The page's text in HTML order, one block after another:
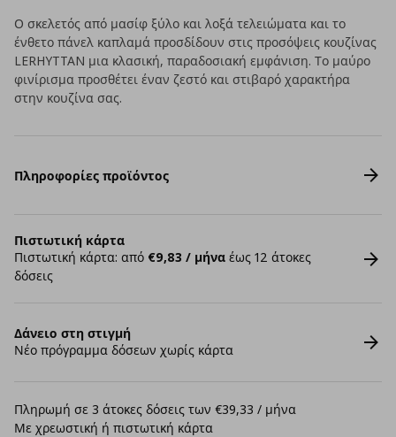
Ο σκελετός από μασίφ ξύλο και λοξά τελειώματα και το
ένθετο πάνελ καπλαμά προσδίδουν στις προσόψεις κουζίνας
LERHYTTAN μια κλασική, παραδοσιακή εμφάνιση. Το μαύρο
φινίρισμα προσθέτει έναν ζεστό και στιβαρό χαρακτήρα
στην κουζίνα σας.
Πληροφορίες προϊόντος
Πιστωτική κάρτα
Πιστωτική κάρτα: από €9,83 / μήνα έως 12 άτοκες
δόσεις
Δάνειο στη στιγμή
Νέο πρόγραμμα δόσεων χωρίς κάρτα
Πληρωμή σε 3 άτοκες δόσεις των €39,33 / μήνα
Με χρεωστική ή πιστωτική κάρτα